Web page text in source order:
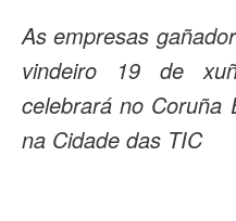
As empresas
vindeiro 19 de
celebrará no Coruña
na Cidade das TIC